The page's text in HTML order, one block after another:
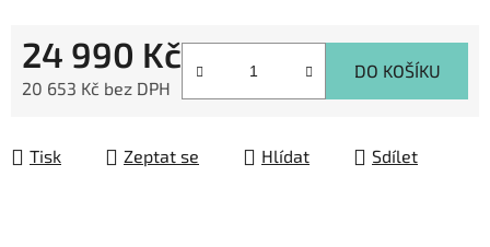
24 990 Kč
20 653 Kč bez DPH
DO KOŠÍKU
Tisk Zeptat se Hlídat Sdílet